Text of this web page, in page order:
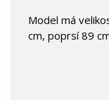
Model má
cm, poprsí 89